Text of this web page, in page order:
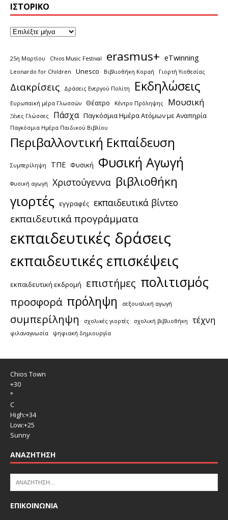
ΙΣΤΟΡΙΚΌ
25η Μαρτίου Chios Music Festival erasmus+ eTwinning
Leonardo for Children Unesco Βιβλιοθήκη Κοραή Γιορτή Υιοθεσίας
Διακρίσεις Δράσεις Ενεργού Πολίτη Εκδηλώσεις
Ευρωπαϊκή μέρα Γλωσσών Θέατρο Κέντρο Πρόληψης Μουσική
Ξένες Γλώσσες Πάσχα Παγκόσμια Ημέρα Ατόμων με Αναπηρία
Παγκόσμια Ημέρα Παιδικού Βιβλίου
Περιβαλλοντική Εκπαίδευση
Συμπερίληψη ΤΠΕ Φυσική Φυσική Αγωγή
Φυσική αγωγή Χριστούγεννα βιβλιοθήκη
γιορτές εγγραφές εκπαιδευτικά βίντεο
εκπαιδευτικά προγράμματα
εκπαιδευτικές δράσεις
εκπαιδευτικές επισκέψεις
εκπαιδευτική εκδρομή επιστήμες πολιτισμός
προσφορά πρόληψη σεξουαλική αγωγή
συμπερίληψη σχολικές γιορτές σχολική βιβλιοθήκη τέχνη
φιλαναγνωσία ψηφιακή δημιουργία
Chios Town
+30
°
C
High:+34
Low:+25
Sunny
ΑΝΑΖΉΤΗΣΗ
ΕΠΙΚΟΙΝΩΝΙΑ